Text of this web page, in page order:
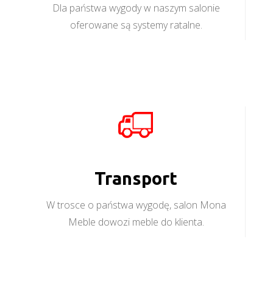
Dla państwa wygody w naszym salonie
oferowane są systemy ratalne.
Transport
W trosce o państwa wygodę, salon Mona
Meble dowozi meble do klienta.